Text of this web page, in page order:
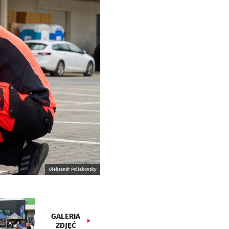
Oleksandr Poliakovsky
GALERIA
ZDJĘĆ